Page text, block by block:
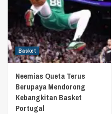
Basket
Neemias Queta Terus
Berupaya Mendorong
Kebangkitan Basket
Portugal